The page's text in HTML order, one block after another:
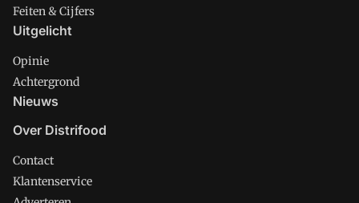
Feiten & Cijfers
Uitgelicht
Opinie
Achtergrond
Nieuws
Over Distrifood
Contact
Klantenservice